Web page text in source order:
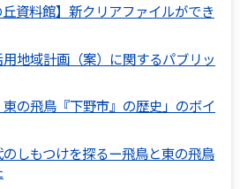
丘資料館】新クリアファイルができ
地域計画（案）に関するパブリッ
東の飛鳥『下野市』の歴史」のボイ
しもつけを探るー飛鳥と東の飛鳥